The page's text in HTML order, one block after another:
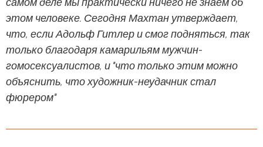
этом человеке. Сегодня Махтан утверждает,
что, если Адольф Гитлер и смог подняться, так
только благодаря камарильям мужчин-
гомосексуалистов, и "что только этим можно
объяснить, что художник-неудачник стал
фюрером"